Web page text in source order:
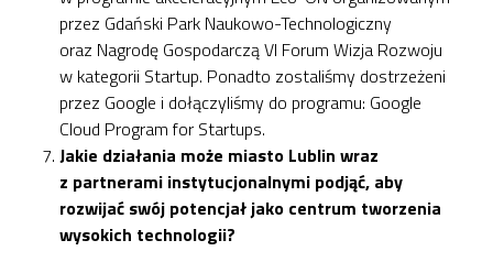
przez Gdański Park Naukowo-Technologiczny
oraz Nagrodę Gospodarczą VI Forum Wizja Rozwoju
w kategorii Startup. Ponadto zostaliśmy dostrzeżeni
przez Google i dołączyliśmy do programu: Google
Cloud Program for Startups.
Jakie działania może miasto Lublin wraz
z partnerami instytucjonalnymi podjąć, aby
rozwijać swój potencjał jako centrum tworzenia
wysokich technologii?